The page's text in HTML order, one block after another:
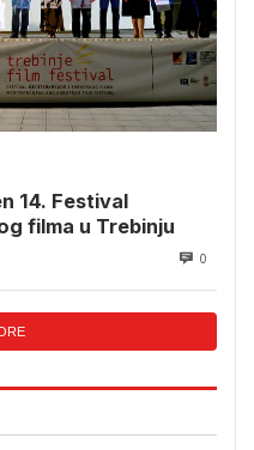
14. Festival
filma u Trebinju
0